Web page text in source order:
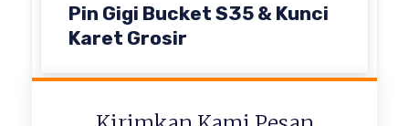
Pin Gigi Bucket S35 & Kunci
Karet Grosir